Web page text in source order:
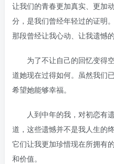
让我们的青春更加真实、‌更加
分，‌是我们曾经年轻过的证明
那段曾经让我心动、‌让我遗憾的
为了不让自己的回忆变得空
道她现在过得如何。‌虽然我们
希望她能够幸福。‌
人到中年的我，‌对初恋有遗
道，‌这些遗憾并不是我人生的
它们让我更加珍惜现在所拥有
和价值。‌